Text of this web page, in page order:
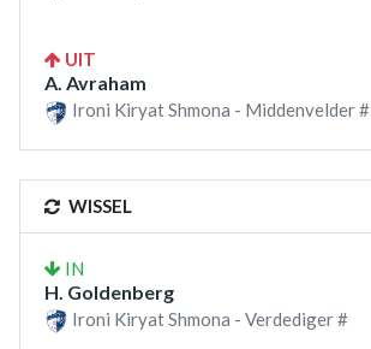
UIT
A. Avraham
Ironi Kiryat Shmona - Middenvelder #
WISSEL
IN
H. Goldenberg
Ironi Kiryat Shmona - Verdediger #